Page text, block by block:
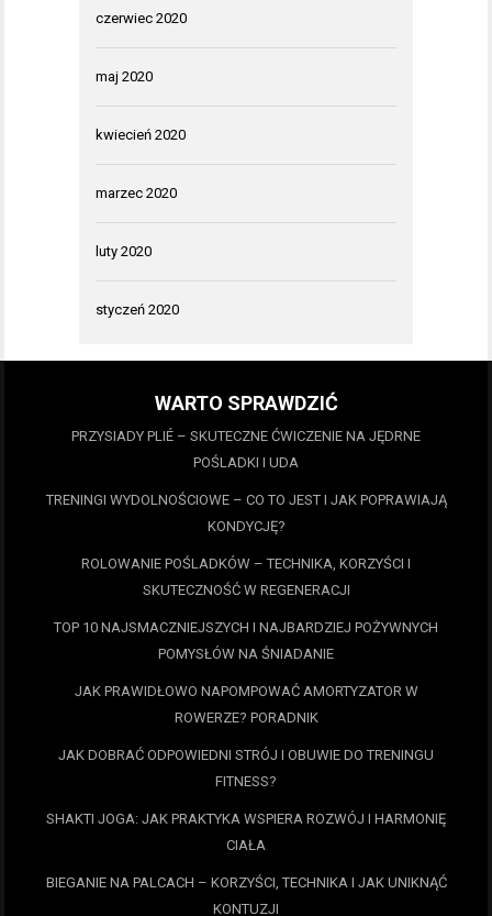
czerwiec 2020
maj 2020
kwiecień 2020
marzec 2020
luty 2020
styczeń 2020
WARTO SPRAWDZIĆ
PRZYSIADY PLIÉ – SKUTECZNE ĆWICZENIE NA JĘDRNE
POŚLADKI I UDA
TRENINGI WYDOLNOŚCIOWE – CO TO JEST I JAK POPRAWIAJĄ
KONDYCJĘ?
ROLOWANIE POŚLADKÓW – TECHNIKA, KORZYŚCI I
SKUTECZNOŚĆ W REGENERACJI
TOP 10 NAJSMACZNIEJSZYCH I NAJBARDZIEJ POŻYWNYCH
POMYSŁÓW NA ŚNIADANIE
JAK PRAWIDŁOWO NAPOMPOWAĆ AMORTYZATOR W
ROWERZE? PORADNIK
JAK DOBRAĆ ODPOWIEDNI STRÓJ I OBUWIE DO TRENINGU
FITNESS?
SHAKTI JOGA: JAK PRAKTYKA WSPIERA ROZWÓJ I HARMONIĘ
CIAŁA
BIEGANIE NA PALCACH – KORZYŚCI, TECHNIKA I JAK UNIKNĄĆ
KONTUZJI